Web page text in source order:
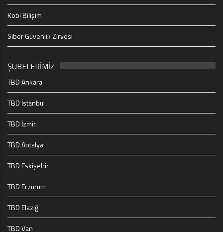
Kobi Bilişim
Siber Güvenlik Zirvesi
ŞUBELERİMİZ
TBD Ankara
TBD İstanbul
TBD İzmir
TBD Antalya
TBD Eskişehir
TBD Erzurum
TBD Elazığ
TBD Van